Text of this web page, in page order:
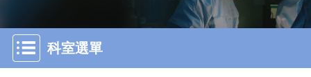
科室選單